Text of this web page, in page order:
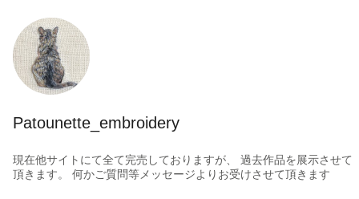
Patounette_embroidery
現在他サイトにて全て完売しておりますが、 過去作品を展示させて
頂きます。 何かご質問等メッセージよりお受けさせて頂きます